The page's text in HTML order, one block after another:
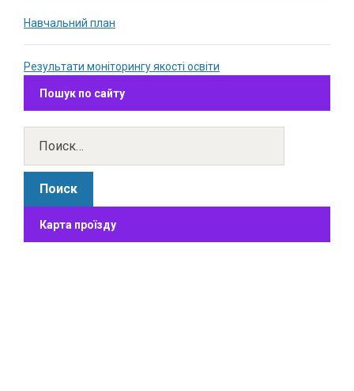
Навчальний план
Результати моніторингу якості освіти
Пошук по сайту
Карта проїзду